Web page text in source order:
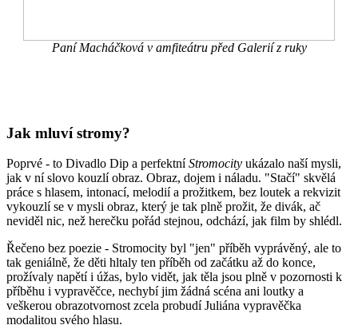
Paní Macháčková v amfiteátru před Galerií z ruky
Jak mluví stromy?
Poprvé - to Divadlo Dip a perfektníStromocity ukázalo naší mysli,
jak v ní slovo kouzlí obraz. Obraz, dojem i náladu. "Stačí" skvělá
práce s hlasem, intonací, melodií a prožitkem, bez loutek a rekvizit
vykouzlí se v mysli obraz, který je tak plně prožit, že divák, ač
neviděl nic, než herečku pořád stejnou, odchází, jak film by shlédl.
Řečeno bez poezie - Stromocity byl "jen" příběh vyprávěný, ale to
tak geniálně, že děti hltaly ten příběh od začátku až do konce,
prožívaly napětí i úžas, bylo vidět, jak těla jsou plně v pozornosti k
příběhu i vypravěčce, nechybí jim žádná scéna ani loutky a
veškerou obrazotvornost zcela probudí Juliána vypravěčka
modalitou svého hlasu.